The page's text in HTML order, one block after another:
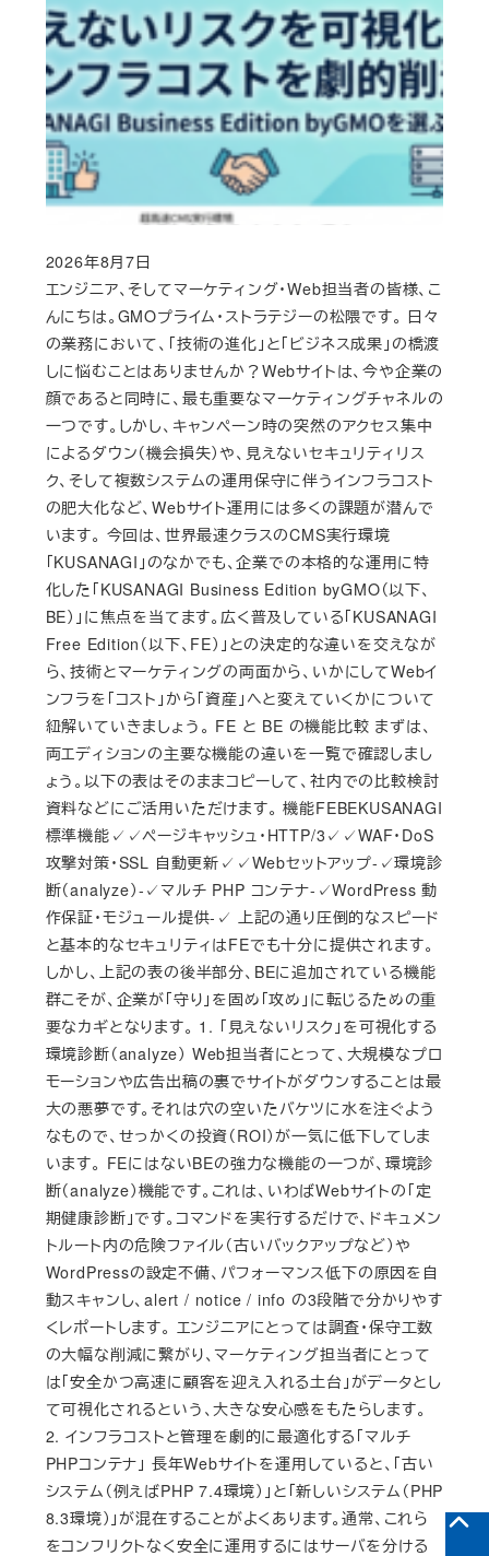
エンジニア、そしてマーケティング・Web担当者の皆様、こ
んにちは。GMOプライム・ストラテジーの松隈です。 日々
の業務において、「技術の進化」と「ビジネス成果」の橋渡
しに悩むことはありませんか？Webサイトは、今や企業の
顔であると同時に、最も重要なマーケティングチャネルの
一つです。しかし、キャンペーン時の突然のアクセス集中
によるダウン（機会損失）や、見えないセキュリティリス
ク、そして複数システムの運用保守に伴うインフラコスト
の肥大化など、Webサイト運用には多くの課題が潜んで
います。 今回は、世界最速クラスのCMS実行環境
「KUSANAGI」のなかでも、企業での本格的な運用に特
化した「KUSANAGI Business Edition byGMO（以下、
BE）」に焦点を当てます。広く普及している「KUSANAGI
Free Edition（以下、FE）」との決定的な違いを交えなが
ら、技術とマーケティングの両面から、いかにしてWebイ
ンフラを「コスト」から「資産」へと変えていくかについて
紐解いていきましょう。 FE と BE の機能比較 まずは、
両エディションの主要な機能の違いを一覧で確認しまし
ょう。以下の表はそのままコピーして、社内での比較検討
資料などにご活用いただけます。 機能FEBEKUSANAGI
標準機能✓✓ページキャッシュ・HTTP/3✓✓WAF・DoS
攻撃対策・SSL 自動更新✓✓Webセットアップ-✓環境診
断（analyze）-✓マルチ PHP コンテナ-✓WordPress 動
作保証・モジュール提供-✓ 上記の通り圧倒的なスピード
と基本的なセキュリティはFEでも十分に提供されます。
しかし、上記の表の後半部分、BEに追加されている機能
群こそが、企業が「守り」を固め「攻め」に転じるための重
要なカギとなります。 1. 「見えないリスク」を可視化する
環境診断（analyze） Web担当者にとって、大規模なプロ
モーションや広告出稿の裏でサイトがダウンすることは最
大の悪夢です。それは穴の空いたバケツに水を注ぐよう
なもので、せっかくの投資（ROI）が一気に低下してしま
います。 FEにはないBEの強力な機能の一つが、環境診
断（analyze）機能です。これは、いわばWebサイトの「定
期健康診断」です。コマンドを実行するだけで、ドキュメン
トルート内の危険ファイル（古いバックアップなど）や
WordPressの設定不備、パフォーマンス低下の原因を自
動スキャンし、alert / notice / info の3段階で分かりやす
くレポートします。 エンジニアにとっては調査・保守工数
の大幅な削減に繋がり、マーケティング担当者にとって
は「安全かつ高速に顧客を迎え入れる土台」がデータとし
て可視化されるという、大きな安心感をもたらします。
2. インフラコストと管理を劇的に最適化する「マルチ
PHPコンテナ」 長年Webサイトを運用していると、「古い
システム（例えばPHP 7.4環境）」と「新しいシステム（PHP
8.3環境）」が混在することがよくあります。通常、これら
をコンフリクトなく安全に運用するにはサーバを分ける
Published
2026年8月7日